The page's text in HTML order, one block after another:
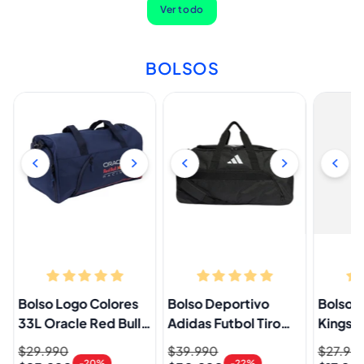
Ver todo
BOLSOS
Bolso Logo Colores
33L Oracle Red Bull
Racing
Precio
$29.990
Precio
Bolso Deportivo
Adidas Futbol Tiro
League Negro 39.5L
Precio
$39.990
Precio
Bolso
Negro
Precio
Precio